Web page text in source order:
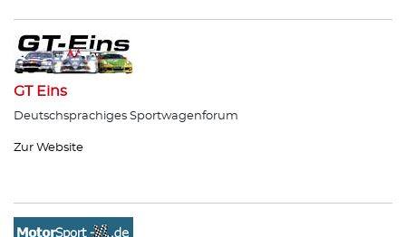
GT Eins
Deutschsprachiges Sportwagenforum
Zur Website